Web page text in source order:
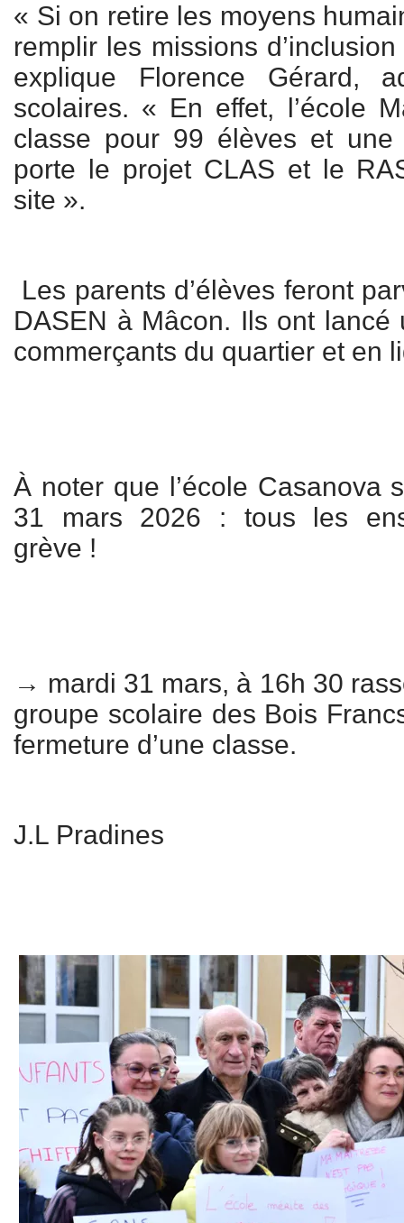
« Si on retire les moyens
remplir les missions
explique Florence Gérard,
scolaires. « En effet, l’école
classe pour 99 élèves et
porte le projet CLAS et le
site ».
Les parents d’élèves feront
DASEN à Mâcon. Ils ont lancé
commerçants du quartier et en
À noter que l’école Casanova
31 mars 2026 : tous les
grève !
→ mardi 31 mars, à 16h 30
groupe scolaire des Bois
fermeture d’une classe.
J.L Pradines